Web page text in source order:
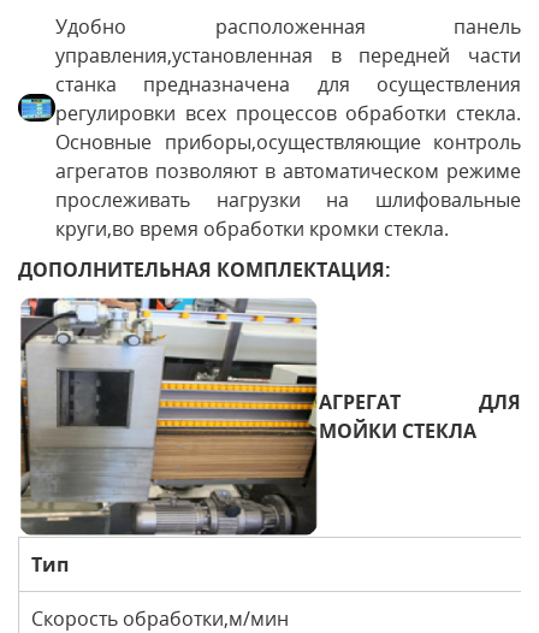
Удобно расположенная панель
управления,установленная в передней части
станка предназначена для осуществления
регулировки всех процессов обработки стекла.
Основные приборы,осуществляющие контроль
агрегатов позволяют в автоматическом режиме
прослеживать нагрузки на шлифовальные
круги,во время обработки кромки стекла.
ДОПОЛНИТЕЛЬНАЯ КОМПЛЕКТАЦИЯ:
АГРЕГАТ ДЛЯ
МОЙКИ СТЕКЛА
Тип
Скорость обработки,м/мин